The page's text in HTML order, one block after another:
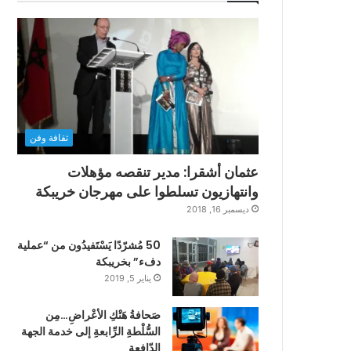
ثقافة وفن
عثمان أشقرا: مدير تنقصه مؤهلات
وانتهازيون تسلطوا على مهرجان خريبكة
ديسمبر 16, 2018
50 مُشرّدًا يَسْتَفيدُون من “عملية
دفء” بخريبكة
يناير 5, 2019
صَحافةُ هَتْكِ الأعْراضِ…مِن
السُّلْطةِ الرِّابعةِ إلى خدمة الجهة
الدّافعةِ